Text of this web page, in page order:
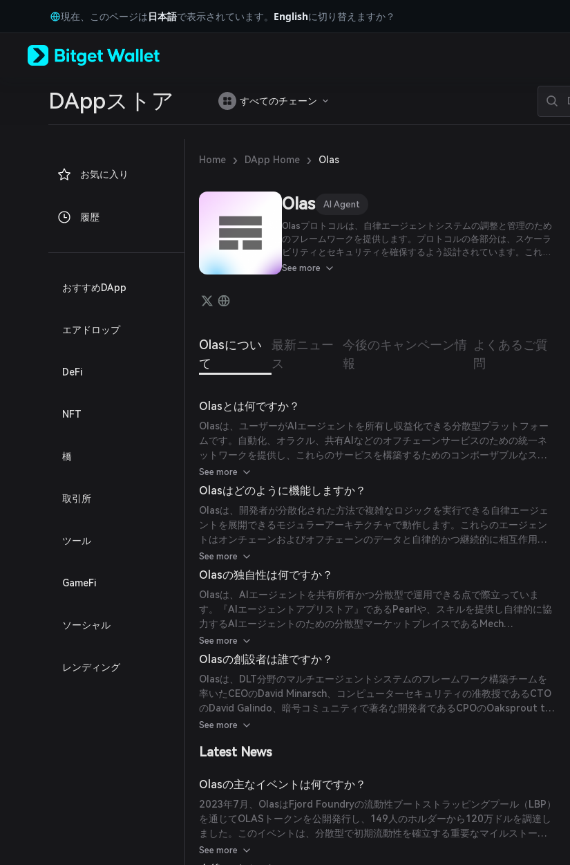
Tiếng Việt
Русский
Español (Latinoamérica)
Português (Portugal)
Bahasa Indonesia
Español (Argentina)
現在、このページは日本語で表示されています。 Englishに切り替えますか？
DAppストア すべてのチェーン
お気に入り
履歴
おすすめDApp
エアドロップ
DeFi
NFT
橋
取引所
ツール
GameFi
ソーシャル
レンディング
Home › DApp Home › Olas
Olas AI Agent
Olasプロトコルは、自律エージェントシステムの調整と管理のため
のフレームワークを提供します。プロトコルの各部分は、スケーラ
ビリティとセキュリティを確保するよう設計されています。これに
より、1つ目に開発者の貢献に応じたインセンティブの付与、2つ目
See more
Olasについ
て
最新ニュー
ス
今後のキャンペーン情
報
よくあるご質
問
Olasとは何ですか？
Olasは、ユーザーがAIエージェントを所有し収益化できる分散型プラットフォー
ムです。自動化、オラクル、共有AIなどのオフチェーンサービスのための統一ネ
ットワークを提供し、これらのサービスを構築するためのコンポーザブルなスタ
ックと、その創出を促進するプロトコルを提供します。
See more
Olasはどのように機能しますか？
Olasは、開発者が分散化された方法で複雑なロジックを実行できる自律エージェ
ントを展開できるモジュラーアーキテクチャで動作します。これらのエージェン
トはオンチェーンおよびオフチェーンのデータと自律的かつ継続的に相互作用
し、クリプト技術とAI技術を統合しています。
See more
Olasの独自性は何ですか？
Olasは、AIエージェントを共有所有かつ分散型で運用できる点で際立っていま
す。『AIエージェントアプリストア』であるPearlや、スキルを提供し自律的に協
力するAIエージェントのための分散型マーケットプレイスであるMech
Marketplaceなどのプラットフォームを提供しています。
See more
Olasの創設者は誰ですか？
Olasは、DLT分野のマルチエージェントシステムのフレームワーク構築チームを
率いたCEOのDavid Minarsch、コンピューターセキュリティの准教授であるCTO
のDavid Galindo、暗号コミュニティで著名な開発者であるCPOのOaksprout the
Tanによって共同設立されました。
See more
Latest News
Olasの主なイベントは何ですか？
2023年7月、OlasはFjord Foundryの流動性ブートストラッピングプール（LBP）
を通じてOLASトークンを公開発行し、149人のホルダーから120万ドルを調達し
ました。このイベントは、分散型で初期流動性を確立する重要なマイルストーン
となりました。
See more